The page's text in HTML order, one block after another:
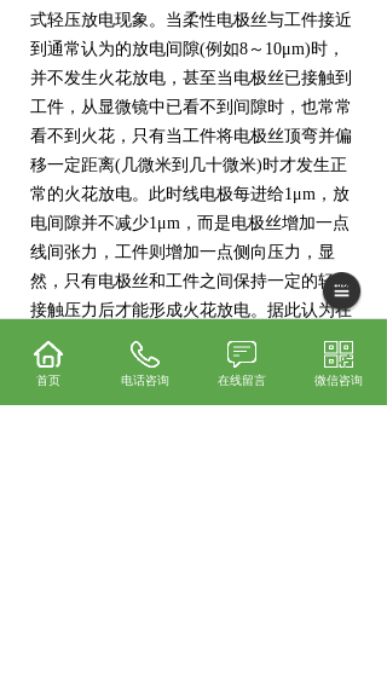
式轻压放电现象。当柔性电极丝与工件接近
到通常认为的放电间隙(例如8～10μm)时，
并不发生火花放电，甚至当电极丝已接触到
工件，从显微镜中已看不到间隙时，也常常
看不到火花，只有当工件将电极丝顶弯并偏
移一定距离(几微米到几十微米)时才发生正
常的火花放电。此时线电极每进给1μm，放
电间隙并不减少1μm，而是电极丝增加一点
线间张力，工件则增加一点侧向压力，显
然，只有电极丝和工件之间保持一定的轻微
接触压力后才能形成火花放电。据此认为在
电极丝和工件之间存在着某种电化学产生的
绝缘薄膜介质
首页 电话咨询 在线留言 微信咨询